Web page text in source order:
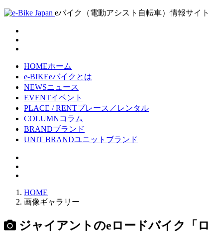
eバイク（電動アシスト自転車）情報サイト
HOMEホーム
e-BIKEeバイクとは
NEWSニュース
EVENTイベント
PLACE / RENTプレース／レンタル
COLUMNコラム
BRANDブランド
UNIT BRANDユニットブランド
HOME
画像ギャラリー
ジャイアントのeロードバイク「ロ